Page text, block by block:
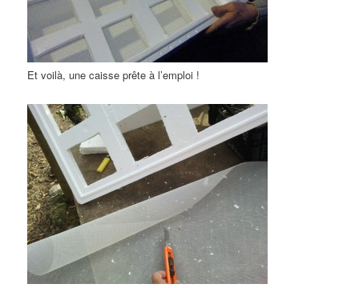
Et voilà, une caisse prête à l’emploi !